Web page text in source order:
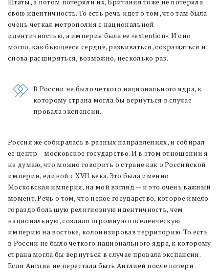
Штаты, а потом потеряли их, Британия тоже не потеряла
свою идентичность. То есть речь идет о том, что там была
очень четкая метрополия с национальной
идентичностью, а империя была ее «extention». И оно
могло, как бьющееся сердце, развиваться, сокращаться и
снова расширяться, возможно, несколько раз.
В России не было четкого национального ядра, к
которому страна могла бы вернуться в случае
провала экспансии.
Россия же собиралась в разных направлениях, и собирал
ее центр – московское государство. И в этом отношении я
не думаю, что можно говорить о стране как о Российской
империи, единой с XVII века. Это была именно
Московская империя, на мой взгляд — и это очень важный
момент. Речь о том, что некое государство, которое имело
гораздо большую религиозную идентичность, чем
национальную, создало огромную поселенческую
империю на востоке, колонизировав территорию. То есть
в России не было четкого национального ядра, к которому
страна могла бы вернуться в случае провала экспансии.
Если Англия не перестала быть Англией после потери